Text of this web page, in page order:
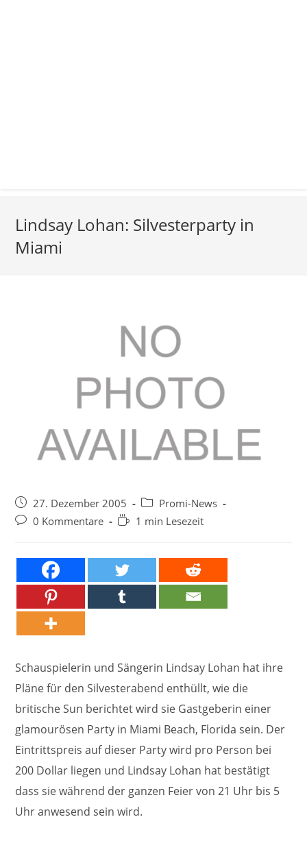
Lindsay Lohan: Silvesterparty in
Miami
Beitrag
veröffentlicht:
27. Dezember 2005
Beitrags-
Kategorie:
Promi-News
Beitrags-
0 Kommentare Lesedauer:
1 min Lesezeit
Schauspielerin und Sängerin Lindsay Lohan hat ihre
Pläne für den Silvesterabend enthüllt, wie die
britische Sun berichtet wird sie Gastgeberin einer
glamourösen Party in Miami Beach, Florida sein. Der
Eintrittspreis auf dieser Party wird pro Person bei
200 Dollar liegen und Lindsay Lohan hat bestätigt
dass sie während der ganzen Feier von 21 Uhr bis 5
Uhr anwesend sein wird.